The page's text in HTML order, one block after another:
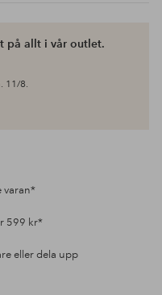
på allt i vår outlet.
11/8.
varan*
599 kr*
eller dela upp